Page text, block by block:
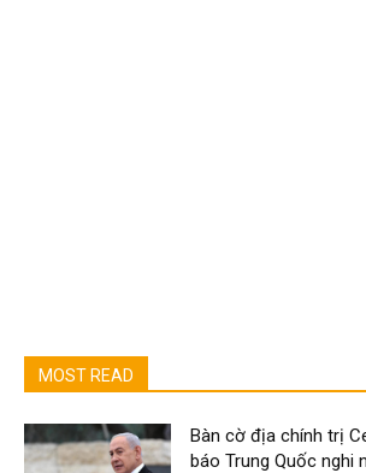
MOST READ
Bàn cờ địa chính trị
báo Trung Quốc nghi